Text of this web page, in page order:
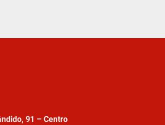
91 – Centro